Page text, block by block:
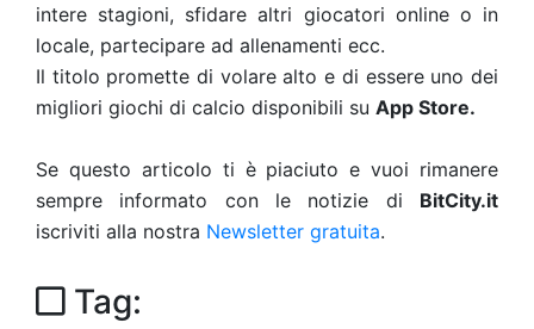
intere stagioni, sfidare altri giocatori online o in
locale, partecipare ad allenamenti ecc.
Il titolo promette di volare alto e di essere uno dei
migliori giochi di calcio disponibili su App Store.
Se questo articolo ti è piaciuto e vuoi rimanere
sempre informato con le notizie di BitCity.it
iscriviti alla nostra Newsletter gratuita.
Tag: